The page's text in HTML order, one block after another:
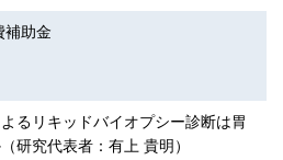
補助金
るリキッドバイオプシー診断は胃
研究代表者：有上 貴明）